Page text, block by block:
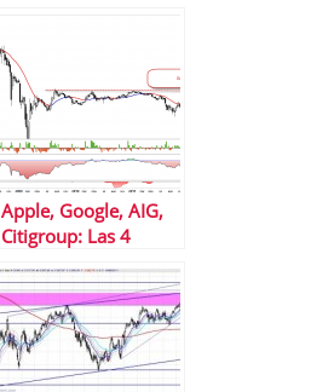
Apple, Google, AIG,
Citigroup: Las 4
prefieren los ricos